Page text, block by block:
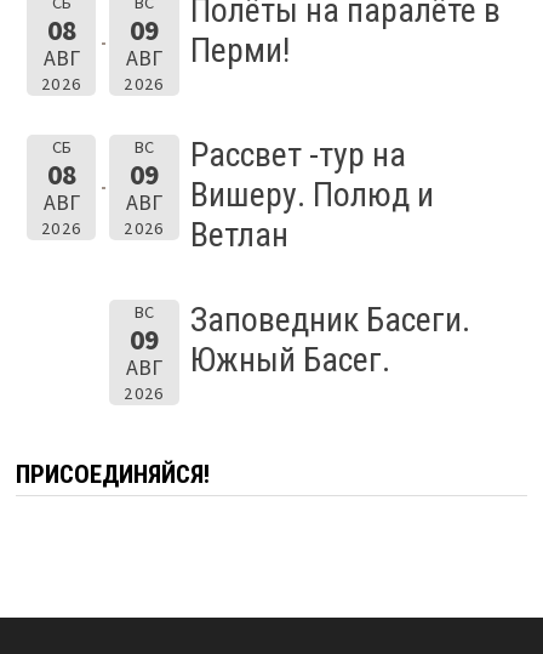
08
АВГ
2026
09
АВГ
2026
Полёты на паралёте в
Перми!
СБ
08
АВГ
2026
ВС
09
АВГ
2026
Рассвет -тур на
Вишеру. Полюд и
Ветлан
ВС
09
АВГ
2026
Заповедник Басеги.
Южный Басег.
ПРИСОЕДИНЯЙСЯ!